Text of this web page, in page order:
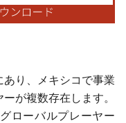
り、メキシコで事業
が複数存在します。
ローバルプレーヤー